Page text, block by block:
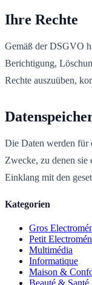
Ihre Rechte
Gemäß der DSGVO
Berichtigung,
Rechte auszuüben,
Die Daten werden für
Zwecke, zu denen
Einklang mit den
Kategorien
Gros
Petit
Multimédia
Informatique
Maison &